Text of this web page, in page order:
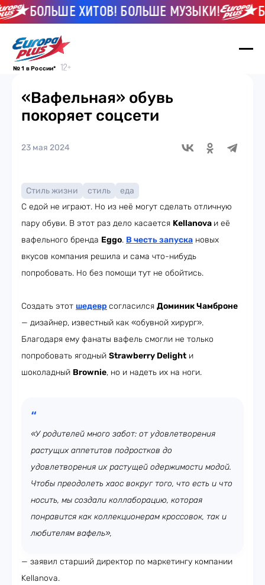
БОЛЬШЕ ХИТОВ! БОЛЬШЕ МУЗЫКИ!
№ 1 в России*
«Вафельная» обувь
покоряет соцсети
23 мая 2024
Стиль жизни стиль
еда
С едой не играют. Но из неё могут сделать отличную
пару обуви. В этот раз дело касается Kellanova и её
вафельного бренда Eggo. В честь запуска новых
вкусов компания решила и сама что-нибудь
попробовать. Но без помощи тут не обойтись.
Создать этот шедевр согласился Доминик Чамброне
— дизайнер, известный как «обувной хирург».
Благодаря ему фанаты вафель смогли не только
попробовать ягодный Strawberry Delight и
шоколадный Brownie, но и надеть их на ноги.
«У родителей много забот: от удовлетворения
растущих аппетитов подростков до
удовлетворения их растущей одержимости модой.
Чтобы преодолеть хаос вокруг того, что есть и что
носить, мы создали коллаборацию, которая
понравится как коллекционерам кроссовок, так и
любителям вафель»,
— заявил старший директор по маркетингу компании
Kellanova.